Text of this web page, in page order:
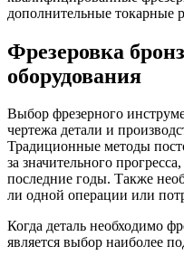
дополнительные токарные
Фрезеровка
оборудования
Выбор фрезерного
чертежа детали и
Традиционные методы
за значительного
последние годы. Также
ли одной операции или
Когда деталь необходимо
является выбор наиболее